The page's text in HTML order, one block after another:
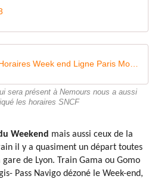
Horaires Week end Ligne Paris Montargis 2020
sera présent à Nemours nous a aussi
les horaires SNCF
Weekend mais aussi ceux de la
il y a quasiment un départ toutes
gare de Lyon. Train Gama ou Gomo
Pass Navigo dézoné le Week-end,